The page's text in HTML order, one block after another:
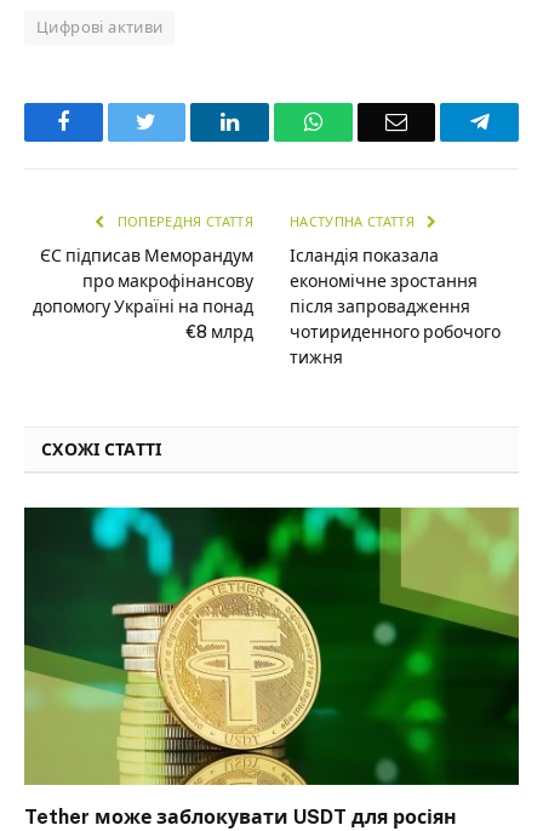
Цифрові активи
Facebook LinkedInWhatsAppEmail
ПОПЕРЕДНЯ СТАТТЯ
ЄС підписав Меморандум
про макрофінансову
допомогу Україні на понад
€8 млрд
НАСТУПНА СТАТТЯ
Ісландія показала
економічне зростання
після запровадження
чотириденного робочого
тижня
СХОЖІ СТАТТІ
Tether може заблокувати USDT для росіян